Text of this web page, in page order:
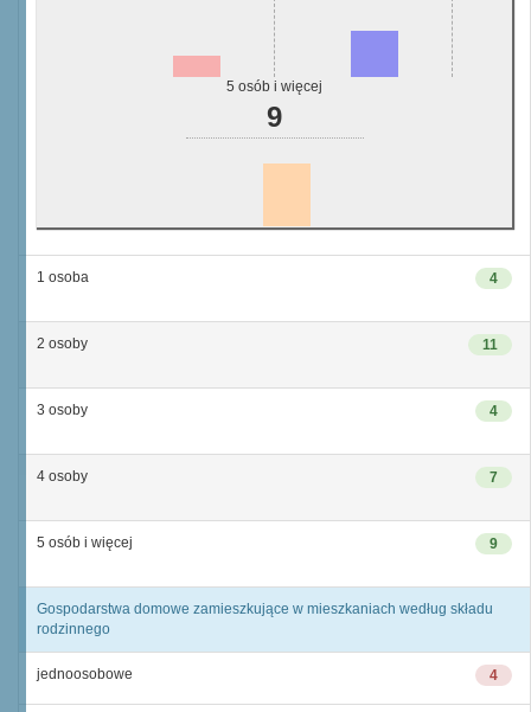
5 osób i więcej
9
4
1 osoba
11
2 osoby
4
3 osoby
7
4 osoby
9
5 osób i więcej
Gospodarstwa domowe zamieszkujące w mieszkaniach według składu
rodzinnego
4
jednoosobowe